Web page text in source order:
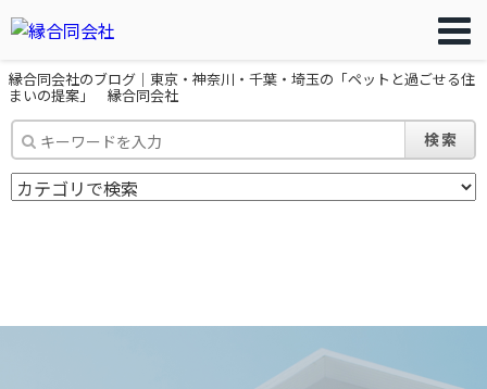
縁合同会社のブログ｜東京・神奈川・千葉・埼玉の「ペットと過ごせる住
まいの提案」 縁合同会社
検索